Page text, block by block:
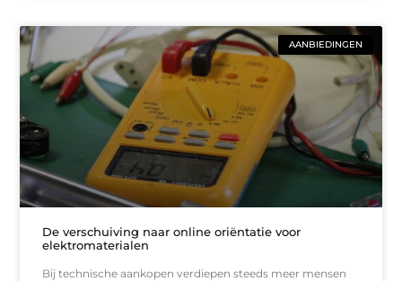
AANBIEDINGEN
De verschuiving naar online oriëntatie voor
elektromaterialen
Bij technische aankopen verdiepen steeds meer mensen